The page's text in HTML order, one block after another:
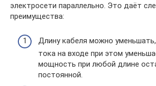
электросети параллельно. Это даёт
преимущества:
Длину кабеля можно
тока на входе при этом
мощность при любой длине
постоянной.